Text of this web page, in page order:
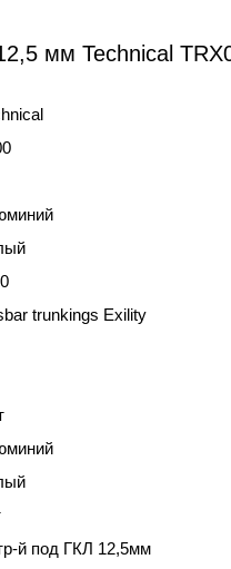
мм Technical
trunkings Exility
й под ГКЛ 12,5мм